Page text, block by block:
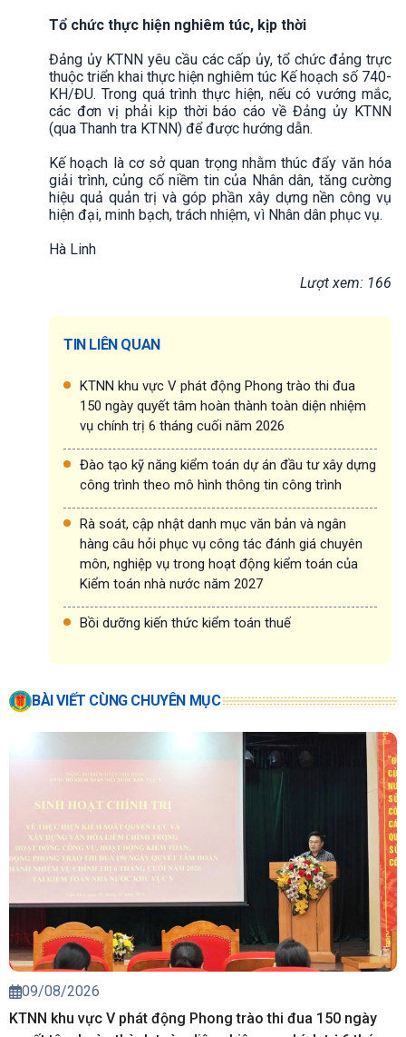
Tổ chức thực hiện nghiêm túc, kịp thời
Đảng ủy KTNN yêu cầu các cấp ủy, tổ chức đảng trực
thuộc triển khai thực hiện nghiêm túc Kế hoạch số 740-
KH/ĐU. Trong quá trình thực hiện, nếu có vướng mắc,
các đơn vị phải kịp thời báo cáo về Đảng ủy KTNN
(qua Thanh tra KTNN) để được hướng dẫn.
Kế hoạch là cơ sở quan trọng nhằm thúc đẩy văn hóa
giải trình, củng cố niềm tin của Nhân dân, tăng cường
hiệu quả quản trị và góp phần xây dựng nền công vụ
hiện đại, minh bạch, trách nhiệm, vì Nhân dân phục vụ.
Hà Linh
Lượt xem: 166
TIN LIÊN QUAN
KTNN khu vực V phát động Phong trào thi đua
150 ngày quyết tâm hoàn thành toàn diện nhiệm
vụ chính trị 6 tháng cuối năm 2026
Đào tạo kỹ năng kiểm toán dự án đầu tư xây dựng
công trình theo mô hình thông tin công trình
Rà soát, cập nhật danh mục văn bản và ngân
hàng câu hỏi phục vụ công tác đánh giá chuyên
môn, nghiệp vụ trong hoạt động kiểm toán của
Kiểm toán nhà nước năm 2027
Bồi dưỡng kiến thức kiểm toán thuế
BÀI VIẾT CÙNG CHUYÊN MỤC
09/08/2026
KTNN khu vực V phát động Phong trào thi đua 150 ngày